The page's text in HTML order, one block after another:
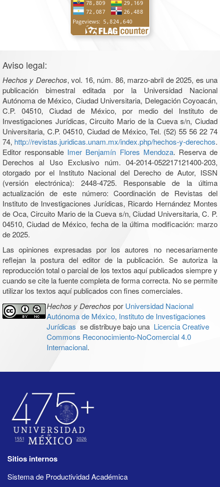
Aviso legal:
Hechos y Derechos, vol. 16, núm. 86, marzo-abril de 2025, es una
publicación bimestral editada por la Universidad Nacional
Autónoma de México, Ciudad Universitaria, Delegación Coyoacán,
C.P. 04510, Ciudad de México, por medio del Instituto de
Investigaciones Jurídicas, Circuito Mario de la Cueva s/n, Ciudad
Universitaria, C.P. 04510, Ciudad de México, Tel. (52) 55 56 22 74
74, http://revistas.juridicas.unam.mx/index.php/hechos-y-derechos.
Editor responsable Imer Benjamín Flores Mendoza. Reserva de
Derechos al Uso Exclusivo núm. 04-2014-052217121400-203,
otorgado por el Instituto Nacional del Derecho de Autor, ISSN
(versión electrónica): 2448-4725. Responsable de la última
actualización de este número: Coordinación de Revistas del
Instituto de Investigaciones Jurídicas, Ricardo Hernández Montes
de Oca, Circuito Mario de la Cueva s/n, Ciudad Universitaria, C. P.
04510, Ciudad de México, fecha de la última modificación: marzo
de 2025.
Las opiniones expresadas por los autores no necesariamente
reflejan la postura del editor de la publicación. Se autoriza la
reproducción total o parcial de los textos aquí publicados siempre y
cuando se cite la fuente completa de forma correcta. No se permite
utilizar los textos aquí publicados con fines comerciales.
Hechos y Derechos por Universidad Nacional
Autónoma de México, Instituto de Investigaciones
Jurídicas se distribuye bajo una Licencia Creative
Commons Reconocimiento-NoComercial 4.0
Internacional.
Sitios internos
Sistema de Productividad Académica